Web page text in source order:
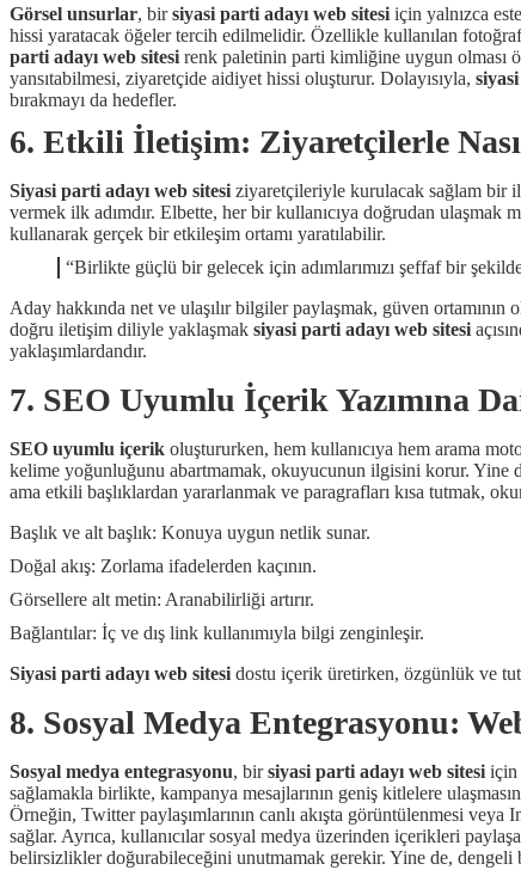
Görsel unsurlar, birsiyasi parti adayı web sitesi için yalnızca
hissi yaratacak öğeler tercih edilmelidir. Özellikle kullanılan
parti adayı web sitesi renk paletinin parti kimliğine uygun olması
yansıtabilmesi, ziyaretçide aidiyet hissi oluşturur. Dolayısıyla,
bırakmayı da hedefler.
6. Etkili İletişim: Ziyaretçilerle
Siyasi parti adayı web sitesi ziyaretçileriyle kurulacak sağlam bir
vermek ilk adımdır. Elbette, her bir kullanıcıya doğrudan ulaşmak
kullanarak gerçek bir etkileşim ortamı yaratılabilir.
“Birlikte güçlü bir gelecek için adımlarımızı şeffaf bir
Aday hakkında net ve ulaşılır bilgiler paylaşmak, güven
doğru iletişim diliyle yaklaşmak siyasi parti adayı web sitesi
yaklaşımlardandır.
7. SEO Uyumlu İçerik Yazımına
SEO uyumlu içerik oluştururken, hem kullanıcıya hem arama
kelime yoğunluğunu abartmamak, okuyucunun ilgisini korur. Yine
ama etkili başlıklardan yararlanmak ve paragrafları kısa tutmak,
Başlık ve alt başlık: Konuya uygun netlik sunar.
Doğal akış: Zorlama ifadelerden kaçının.
Görsellere alt metin: Aranabilirliği artırır.
Bağlantılar: İç ve dış link kullanımıyla bilgi zenginleşir.
Siyasi parti adayı web sitesi dostu içerik üretirken, özgünlük ve
8. Sosyal Medya Entegrasyonu:
Sosyal medya entegrasyonu, birsiyasi parti adayı web sitesi için
sağlamakla birlikte, kampanya mesajlarının geniş kitlelere
Örneğin, Twitter paylaşımlarının canlı akışta görüntülenmesi
sağlar. Ayrıca, kullanıcılar sosyal medya üzerinden içerikleri
belirsizlikler doğurabileceğini unutmamak gerekir. Yine de,